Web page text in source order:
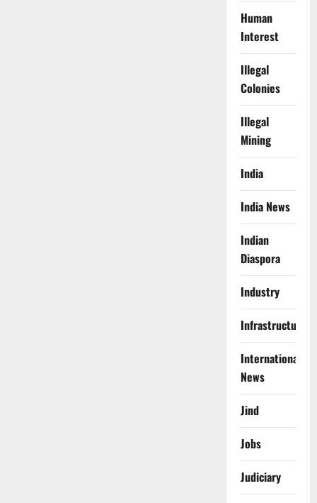
Human
Interest
Illegal
Colonies
Illegal
Mining
India
India News
Indian
Diaspora
Industry
Infrastructure
International
News
Jind
Jobs
Judiciary